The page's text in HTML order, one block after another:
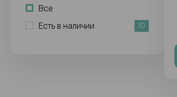
Все
Есть в наличии
10